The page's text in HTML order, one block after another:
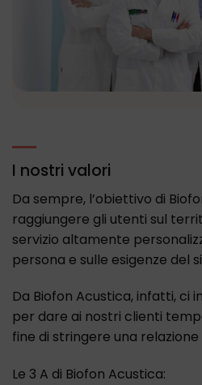
I nostri valori
Da sempre, l’obiettivo di
raggiungere gli utenti sul
servizio altamente
persona e sulle esigenze del
Da Biofon Acustica, infatti, ci
per dare ai nostri clienti
fine di stringere una
Le 3 A di Biofon Acustica: